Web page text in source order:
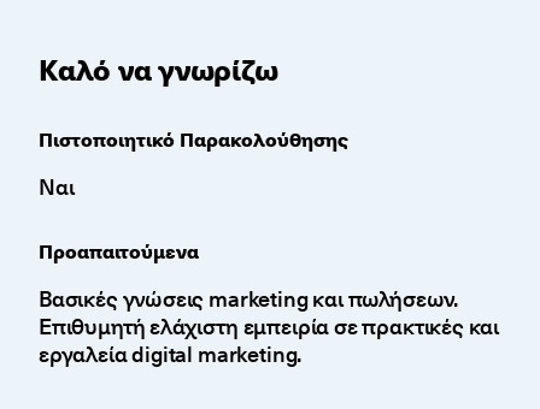
Καλό να γνωρίζω
Πιστοποιητικό Παρακολούθησης
Ναι
Προαπαιτούμενα
Βασικές γνώσεις marketing και πωλήσεων.
Επιθυμητή ελάχιστη εμπειρία σε πρακτικές και
εργαλεία digital marketing.